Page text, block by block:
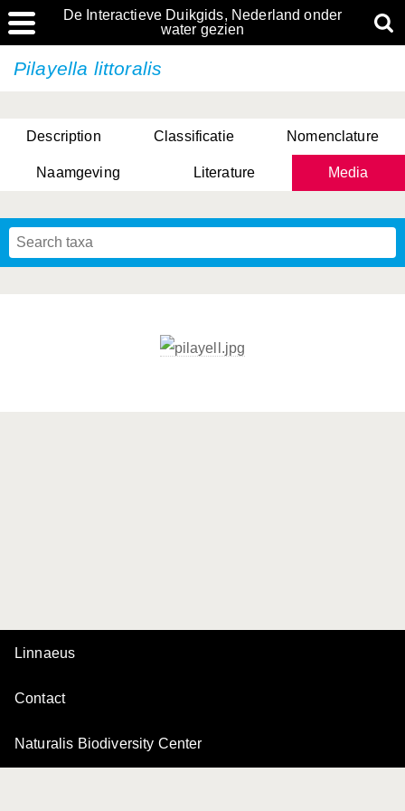
De Interactieve Duikgids, Nederland onder
water gezien
Pilayella littoralis
Description Classificatie Nomenclature
Naamgeving Literature Media
Linnaeus
Contact
Naturalis Biodiversity Center